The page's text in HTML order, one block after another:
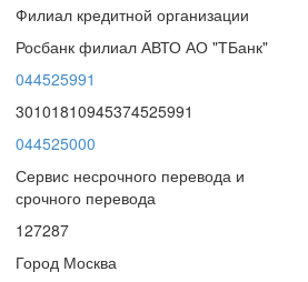
Филиал кредитной организации
Росбанк филиал АВТО АО "ТБанк"
044525991
30101810945374525991
044525000
Сервис несрочного перевода и
срочного перевода
127287
Город Москва